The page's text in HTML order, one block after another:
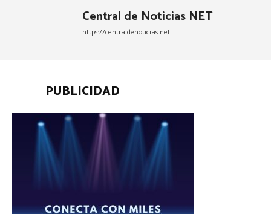
Central de Noticias NET
https://centraldenoticias.net
PUBLICIDAD